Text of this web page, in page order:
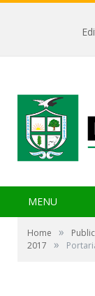
MENU
Home »
2017
»